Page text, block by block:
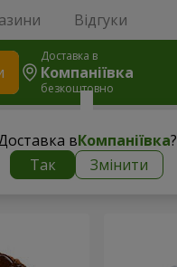
Відгуки
Доставка в
Компаніївка
безкоштовно
вКомпаніївка?
Так
Змінити